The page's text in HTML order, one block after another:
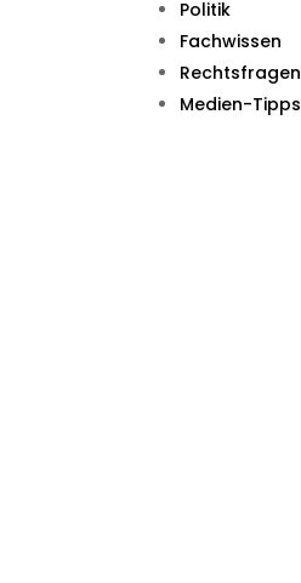
Politik
Fachwissen
Rechtsfragen
Medien-Tipps